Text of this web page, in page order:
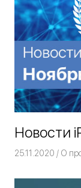
Новости
25.11.2020 О